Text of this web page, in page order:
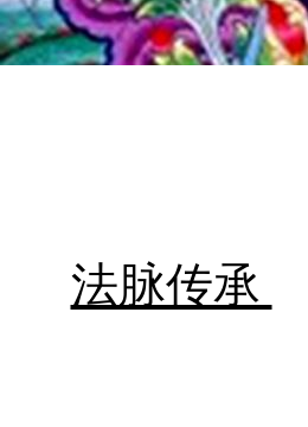
法脉传承